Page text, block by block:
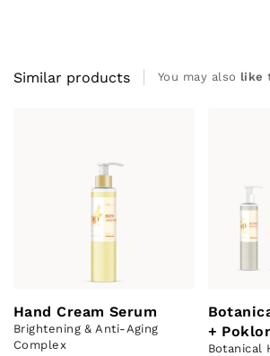
Similar products You may also like
Hand Cream Serum
Brightening & Anti-Aging
Complex
+
Botanical